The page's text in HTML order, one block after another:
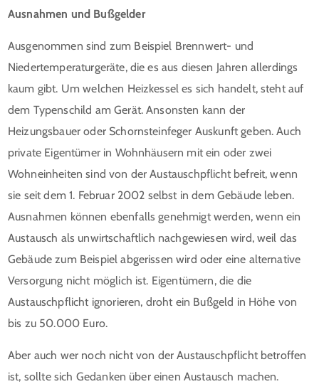
Ausnahmen und Bußgelder
Ausgenommen sind zum Beispiel Brennwert- und
Niedertemperaturgeräte, die es aus diesen Jahren allerdings
kaum gibt. Um welchen Heizkessel es sich handelt, steht auf
dem Typenschild am Gerät. Ansonsten kann der
Heizungsbauer oder Schornsteinfeger Auskunft geben. Auch
private Eigentümer in Wohnhäusern mit ein oder zwei
Wohneinheiten sind von der Austauschpflicht befreit, wenn
sie seit dem 1. Februar 2002 selbst in dem Gebäude leben.
Ausnahmen können ebenfalls genehmigt werden, wenn ein
Austausch als unwirtschaftlich nachgewiesen wird, weil das
Gebäude zum Beispiel abgerissen wird oder eine alternative
Versorgung nicht möglich ist. Eigentümern, die die
Austauschpflicht ignorieren, droht ein Bußgeld in Höhe von
bis zu 50.000 Euro.
Aber auch wer noch nicht von der Austauschpflicht betroffen
ist, sollte sich Gedanken über einen Austausch machen.